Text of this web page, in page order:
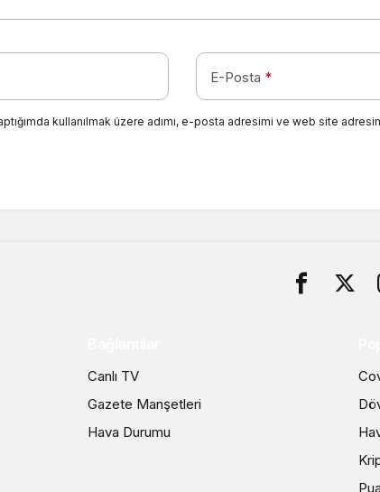
E-Posta *
kullanılmak üzere adımı, e-posta adresimi ve web site
Canlı TV
Gazete Manşetleri
Hava Durumu